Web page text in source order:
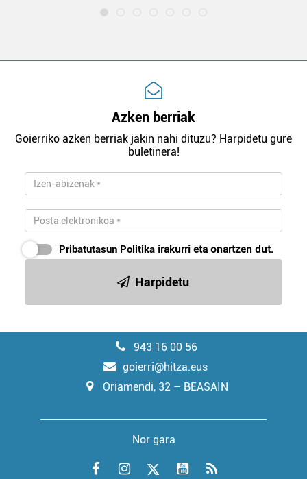
Azken berriak
Goierriko azken berriak jakin nahi dituzu? Harpidetu gure
buletinera!
Pribatutasun Politika irakurri eta onartzen dut.
Harpidetu
943 16 00 56
goierri@hitza.eus
Oriamendi, 32 – BEASAIN
Nor gara